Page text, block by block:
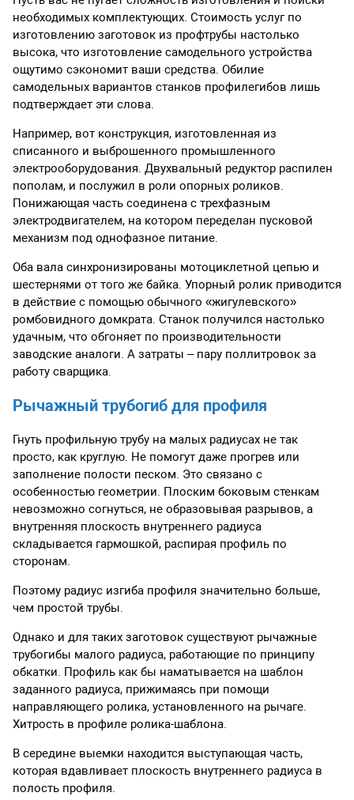
необходимых комплектующих. Стоимость услуг по
изготовлению заготовок из профтрубы настолько
высока, что изготовление самодельного устройства
ощутимо сэкономит ваши средства. Обилие
самодельных вариантов станков профилегибов лишь
подтверждает эти слова.
Например, вот конструкция, изготовленная из
списанного и выброшенного промышленного
электрооборудования. Двухвальный редуктор распилен
пополам, и послужил в роли опорных роликов.
Понижающая часть соединена с трехфазным
электродвигателем, на котором переделан пусковой
механизм под однофазное питание.
Оба вала синхронизированы мотоциклетной цепью и
шестернями от того же байка. Упорный ролик приводится
в действие с помощью обычного «жигулевского»
ромбовидного домкрата. Станок получился настолько
удачным, что обгоняет по производительности
заводские аналоги. А затраты – пару поллитровок за
работу сварщика.
Рычажный трубогиб для профиля
Гнуть профильную трубу на малых радиусах не так
просто, как круглую. Не помогут даже прогрев или
заполнение полости песком. Это связано с
особенностью геометрии. Плоским боковым стенкам
невозможно согнуться, не образовывая разрывов, а
внутренняя плоскость внутреннего радиуса
складывается гармошкой, распирая профиль по
сторонам.
Поэтому радиус изгиба профиля значительно больше,
чем простой трубы.
Однако и для таких заготовок существуют рычажные
трубогибы малого радиуса, работающие по принципу
обкатки. Профиль как бы наматывается на шаблон
заданного радиуса, прижимаясь при помощи
направляющего ролика, установленного на рычаге.
Хитрость в профиле ролика-шаблона.
В середине выемки находится выступающая часть,
которая вдавливает плоскость внутреннего радиуса в
полость профиля.